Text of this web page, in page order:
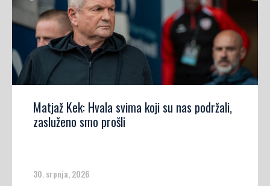
Matjaž Kek: Hvala svima koji su nas podržali,
zasluženo smo prošli
30. srpnja, 2026